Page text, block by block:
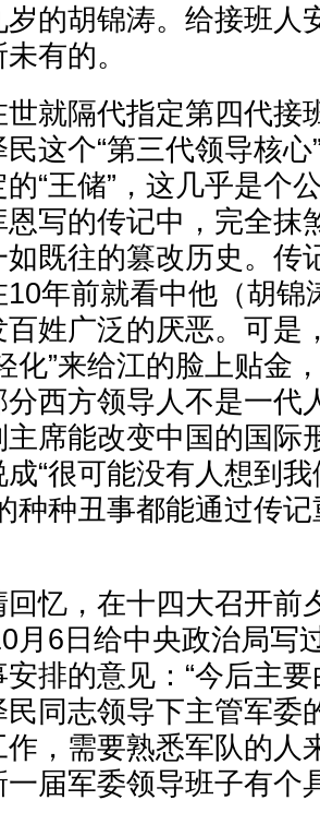
的胡锦涛。给接班人
有的。
隔代指定第四代接
这个“第三代领导核
“王储”，这几乎是个
写的传记中，完全抹
既往的篡改历史。传
10年前就看中他（胡锦
姓广泛的厌恶。可是
化”来给江的脸上贴金
西方领导人不是一代
席能改变中国的国际
“很可能没有人想到
种种丑事都能通过传
，在十四大召开前
月6日给中央政治局写
排的意见：“今后主
同志领导下主管军委
，需要熟悉军队的人
届军委领导班子有个